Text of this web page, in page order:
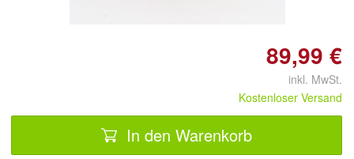
89,99 €
inkl. MwSt.
Kostenloser Versand
In den Warenkorb